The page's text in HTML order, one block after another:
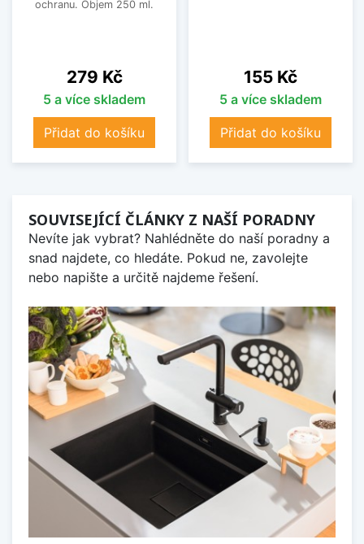
ochranu. Objem 250 ml.
Cena
279 Kč
5 a více skladem
Přidat do košíku
Cena
155 Kč
5 a více skladem
Přidat do košíku
SOUVISEJÍCÍ ČLÁNKY Z NAŠÍ PORADNY
Nevíte jak vybrat? Nahlédněte do naší poradny a
snad najdete, co hledáte. Pokud ne, zavolejte
nebo napište a určitě najdeme řešení.